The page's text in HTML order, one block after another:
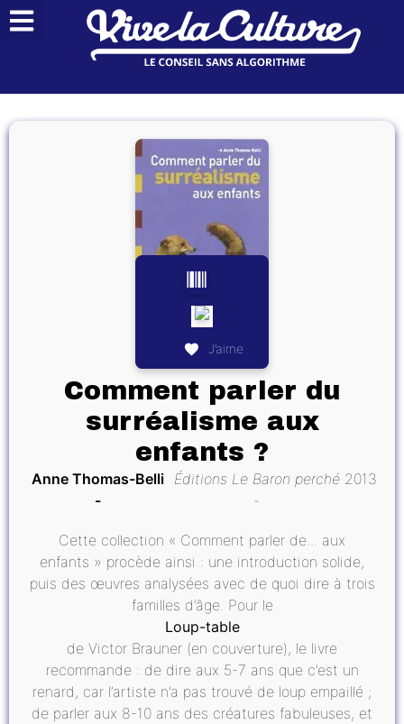
J’aime
Comment parler du
surréalisme aux
enfants ?
Anne Thomas-Belli Éditions Le Baron perché 2013
Cette collection « Comment parler de... aux
enfants » procède ainsi : une introduction solide,
puis des œuvres analysées avec de quoi dire à trois
familles d’âge. Pour le
Loup-table
de Victor Brauner (en couverture), le livre
recommande : de dire aux 5-7 ans que c’est un
renard, car l’artiste n’a pas trouvé de loup empaillé ;
de parler aux 8-10 ans des créatures fabuleuses, et